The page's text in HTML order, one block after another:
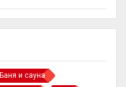
Баня и сауна